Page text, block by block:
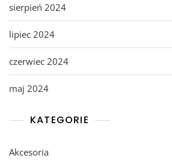
sierpień 2024
lipiec 2024
czerwiec 2024
maj 2024
KATEGORIE
Akcesoria